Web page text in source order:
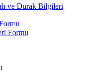
ve Durak Bilgileri
Formu